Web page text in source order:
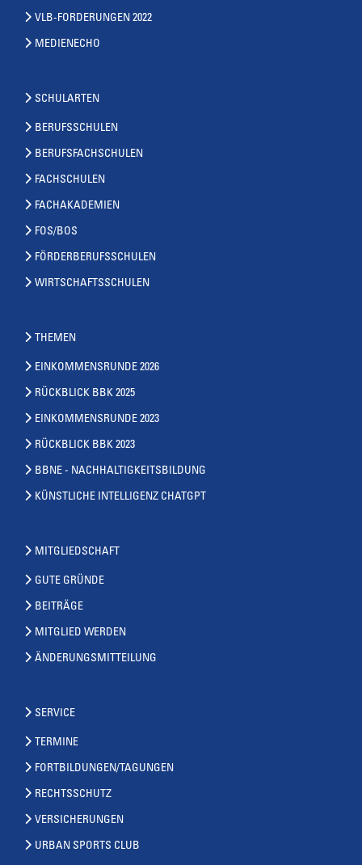
VLB-FORDERUNGEN 2022
MEDIENECHO
SCHULARTEN
BERUFSSCHULEN
BERUFSFACHSCHULEN
FACHSCHULEN
FACHAKADEMIEN
FOS/BOS
FÖRDERBERUFSSCHULEN
WIRTSCHAFTSSCHULEN
THEMEN
EINKOMMENSRUNDE 2026
RÜCKBLICK BBK 2025
EINKOMMENSRUNDE 2023
RÜCKBLICK BBK 2023
BBNE - NACHHALTIGKEITSBILDUNG
KÜNSTLICHE INTELLIGENZ CHATGPT
MITGLIEDSCHAFT
GUTE GRÜNDE
BEITRÄGE
MITGLIED WERDEN
ÄNDERUNGSMITTEILUNG
SERVICE
TERMINE
FORTBILDUNGEN/TAGUNGEN
RECHTSSCHUTZ
VERSICHERUNGEN
URBAN SPORTS CLUB